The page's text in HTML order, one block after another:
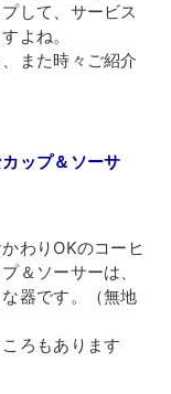
して、サービス
よね。
また時々ご紹介
ップ＆ソーサ
わりOKのコーヒ
＆ソーサーは、
器です。（無地
ろもあります